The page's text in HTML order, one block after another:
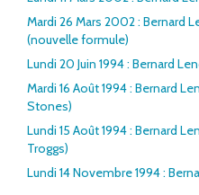
Mardi 26 Mars 2002 : Bernard
(nouvelle formule)
Lundi 20 Juin 1994 : Bernard
Mardi 16 Août 1994 : Bernard
Stones)
Lundi 15 Août 1994 : Bernard
Troggs)
Lundi 14 Novembre 1994 :